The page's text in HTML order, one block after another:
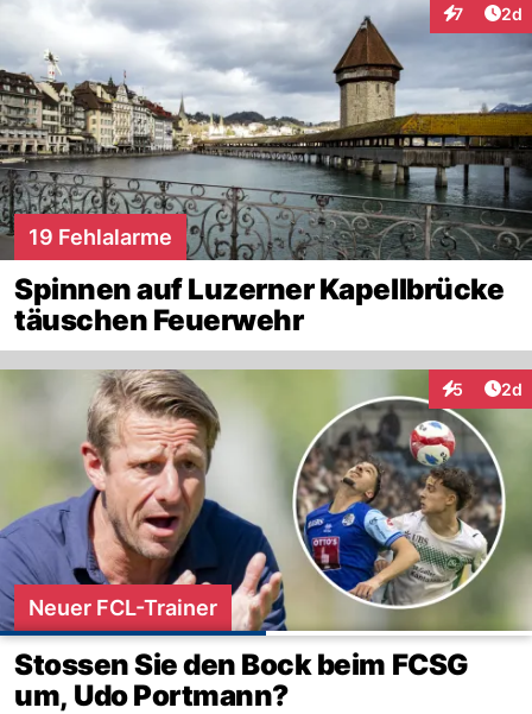
7 2d
19 Fehlalarme
Spinnen auf Luzerner Kapellbrücke
täuschen Feuerwehr
5 2d
Neuer FCL-Trainer
Stossen Sie den Bock beim FCSG
um, Udo Portmann?